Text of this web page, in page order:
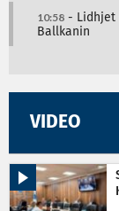
10:58 - Lidhjet
Ballkanin
VIDEO